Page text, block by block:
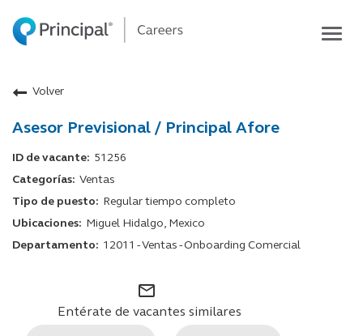
Career areas
Students
Inside Principal
Global locations
View application status
Volver
Asesor Previsional / Principal Afore
51256
Ventas
Regular tiempo completo
Miguel Hidalgo, Mexico
12011 - Ventas - Onboarding Comercial
mail_outline
Entérate de vacantes similares